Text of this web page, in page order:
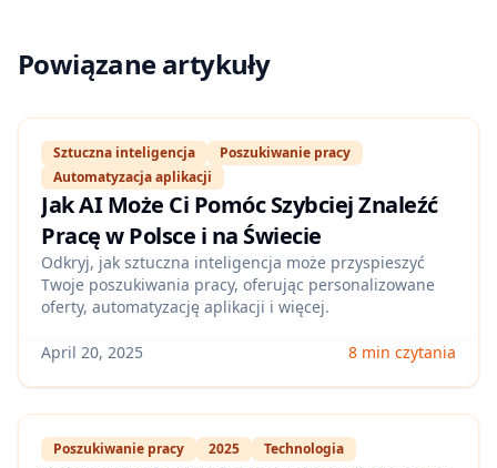
Powiązane artykuły
Sztuczna inteligencja
Poszukiwanie pracy
Automatyzacja aplikacji
Jak AI Może Ci Pomóc Szybciej Znaleźć
Pracę w Polsce i na Świecie
Odkryj, jak sztuczna inteligencja może przyspieszyć
Twoje poszukiwania pracy, oferując personalizowane
oferty, automatyzację aplikacji i więcej.
April 20, 2025 8 min czytania
Poszukiwanie pracy 2025 Technologia